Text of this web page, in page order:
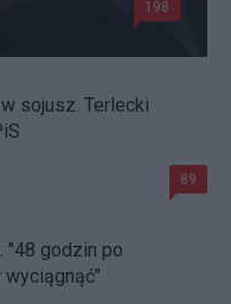
198
sojusz. Terlecki
89
"48 godzin po
wyciągnąć"